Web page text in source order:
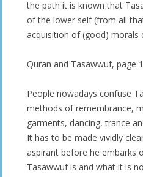
the path it is known that
of the lower self (from all
acquisition of (good) morals
Quran and Tasawwuf, page
People nowadays confuse
methods of remembrance,
garments, dancing, trance
It has to be made vividly
aspirant before he embarks
Tasawwuf is and what it is